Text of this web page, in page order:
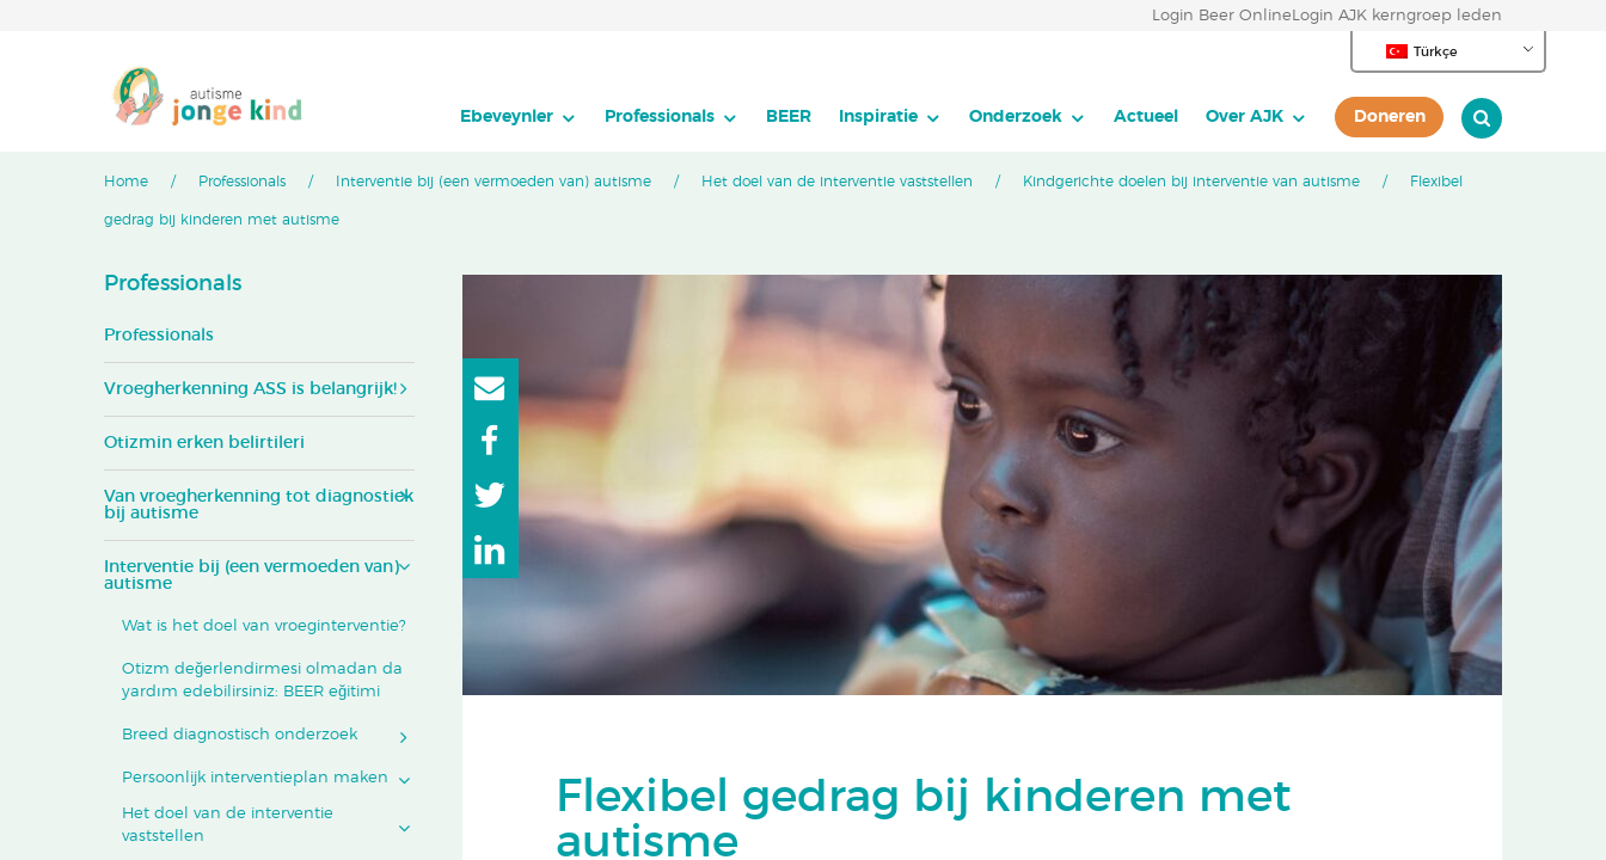
Login Beer Online Login AJK kerngroep leden
Türkçe
Ebeveynler Professionals BEER Inspiratie Onderzoek Actueel Over AJK Doneren
Home Professionals Interventie bij (een vermoeden van) autisme Het doel van de interventie vaststellen Kindgerichte doelen bij interventie van autisme Flexibel
gedrag bij kinderen met autisme
Flexibel gedrag bij kinderen met
autisme
Professionals
Professionals
Vroegherkenning ASS is belangrijk!
Otizmin erken belirtileri
Van vroegherkenning tot diagnostiek
bij autisme
Interventie bij (een vermoeden van)
autisme
Wat is het doel van vroeginterventie?
Otizm değerlendirmesi olmadan da
yardım edebilirsiniz: BEER eğitimi
Breed diagnostisch onderzoek
Persoonlijk interventieplan maken
Het doel van de interventie
vaststellen